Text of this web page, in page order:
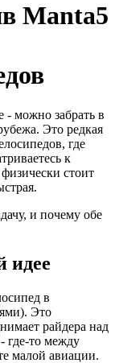
Manta5
- можно забрать в
Это редкая
где
к
стоит
и почему обе
идее
в
Это
райдера над
где-то между
малой авиации.